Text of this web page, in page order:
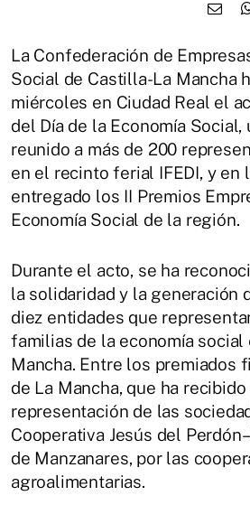
La Confederación de
Social de Castilla-La Mancha
miércoles en Ciudad Real el
del Día de la Economía Social,
reunido a más de 200
en el recinto ferial IFEDI, y en
entregado los II Premios
Economía Social de la región.
Durante el acto, se ha
la solidaridad y la generación
diez entidades que
familias de la economía social
Mancha. Entre los premiados
de La Mancha, que ha
representación de las
Cooperativa Jesús del
de Manzanares, por las
agroalimentarias.